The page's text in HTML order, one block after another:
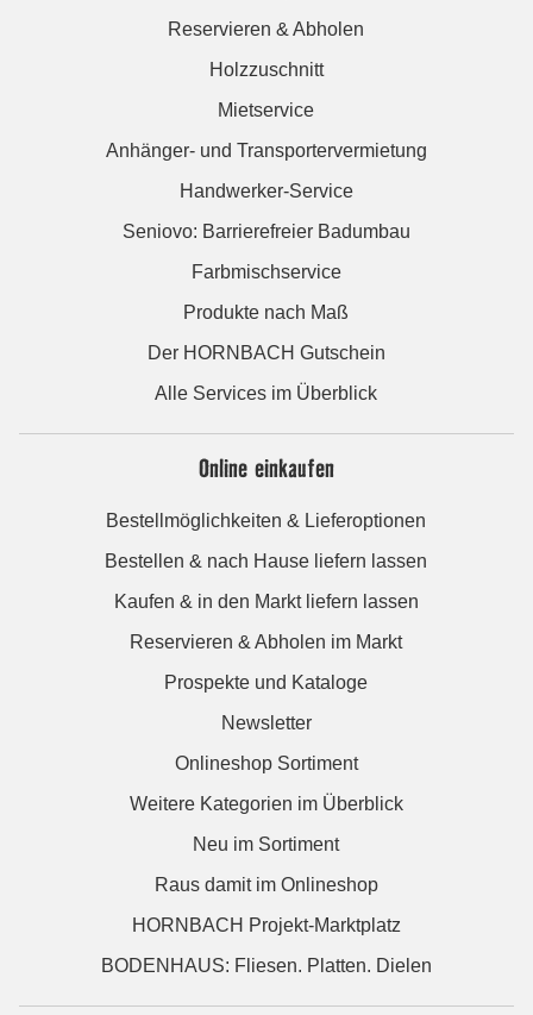
Reservieren & Abholen
Holzzuschnitt
Mietservice
Anhänger- und Transportervermietung
Handwerker-Service
Seniovo: Barrierefreier Badumbau
Farbmischservice
Produkte nach Maß
Der HORNBACH Gutschein
Alle Services im Überblick
Online einkaufen
Bestellmöglichkeiten & Lieferoptionen
Bestellen & nach Hause liefern lassen
Kaufen & in den Markt liefern lassen
Reservieren & Abholen im Markt
Prospekte und Kataloge
Newsletter
Onlineshop Sortiment
Weitere Kategorien im Überblick
Neu im Sortiment
Raus damit im Onlineshop
HORNBACH Projekt-Marktplatz
BODENHAUS: Fliesen. Platten. Dielen